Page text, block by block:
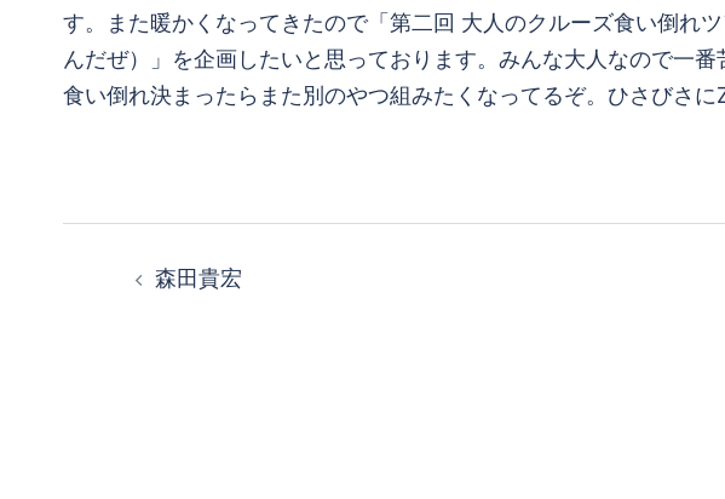
す。また暖かくなってきたので「第二回 大人のクルーズ食い倒れ
んだぜ）」を企画したいと思っております。みんな大人なので一
食い倒れ決まったらまた別のやつ組みたくなってるぞ。ひさびさ
森田貴宏